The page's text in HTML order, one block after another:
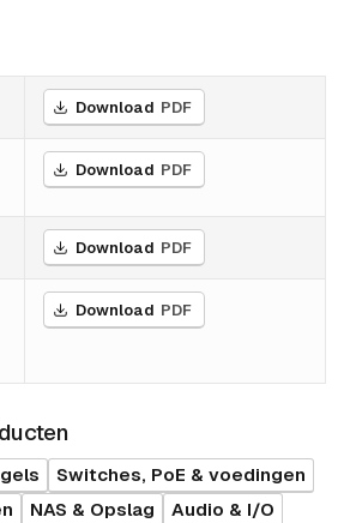
Download PDF
Download PDF
Download PDF
Download PDF
Switches, PoE & voedingen
NAS & Opslag
Audio & I/O